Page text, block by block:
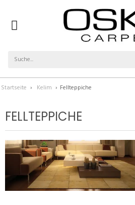
Startseite › Kelim › Fellteppiche
FELLTEPPICHE